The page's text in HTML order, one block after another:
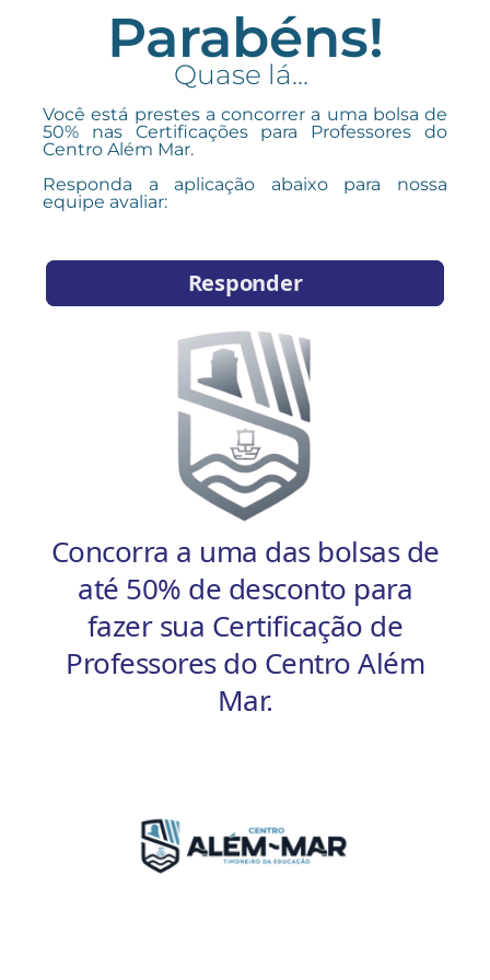
Parabéns!
Quase lá...
Você está prestes a concorrer a uma bolsa de
50% nas Certificações para Professores do
Centro Além Mar.
Responda a aplicação abaixo para nossa
equipe avaliar: